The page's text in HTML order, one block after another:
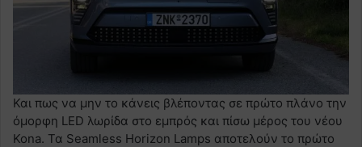
Και πως να μην το κάνεις βλέποντας σε πρώτο πλάνο την
όμορφη LED λωρίδα στο εμπρός και πίσω μέρος του νέου
Kona. Τα Seamless Horizon Lamps αποτελούν το πρώτο